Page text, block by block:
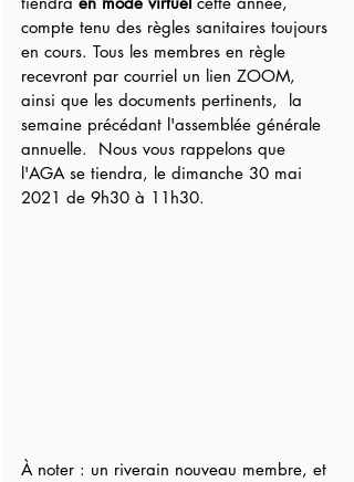
compte tenu des règles sanitaires toujours
en cours. Tous les membres en règle
recevront par courriel un lien ZOOM,
ainsi que les documents pertinents,  la
semaine précédant l'assemblée générale
annuelle.  Nous vous rappelons que
l'AGA se tiendra, le dimanche 30 mai
2021 de 9h30 à 11h30.
À noter : un riverain nouveau membre, et